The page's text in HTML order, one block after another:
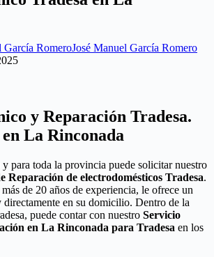
José Manuel García Romero
y Reparación Tradesa.
La Rinconada
para toda la provincia puede solicitar nuestro
Reparación de electrodomésticos Tradesa.
de 20 años de experiencia, le ofrece un
en su domicilio. Dentro de la
puede contar con nuestro Servicio
en La Rinconada para Tradesa en los